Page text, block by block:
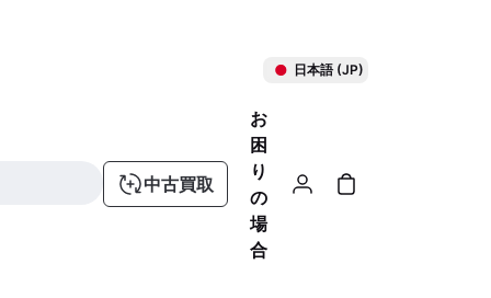
日本語 (JP)
中古買取
お
困
り
の
場
合